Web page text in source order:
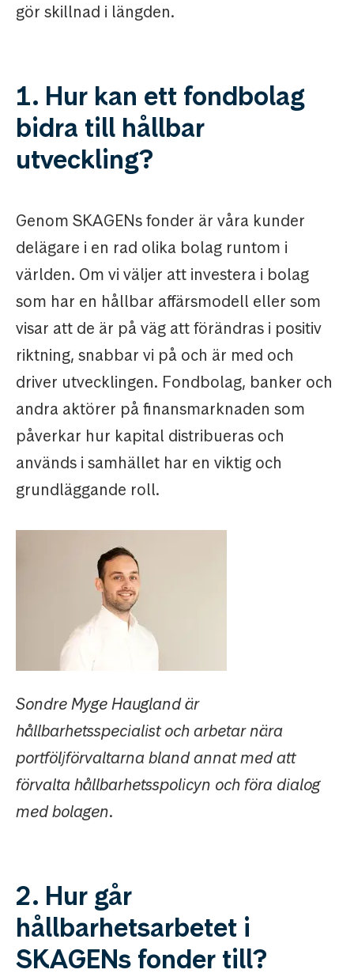
gör skillnad i längden.
1. Hur kan ett fondbolag
bidra till hållbar
utveckling?
Genom SKAGENs fonder är våra kunder
delägare i en rad olika bolag runtom i
världen. Om vi väljer att investera i bolag
som har en hållbar affärsmodell eller som
visar att de är på väg att förändras i positiv
riktning, snabbar vi på och är med och
driver utvecklingen. Fondbolag, banker och
andra aktörer på finansmarknaden som
påverkar hur kapital distribueras och
används i samhället har en viktig och
grundläggande roll.
Sondre Myge Haugland är
hållbarhetsspecialist och arbetar nära
portföljförvaltarna bland annat med att
förvalta hållbarhetsspolicyn och föra dialog
med bolagen.
2. Hur går
hållbarhetsarbetet i
SKAGENs fonder till?